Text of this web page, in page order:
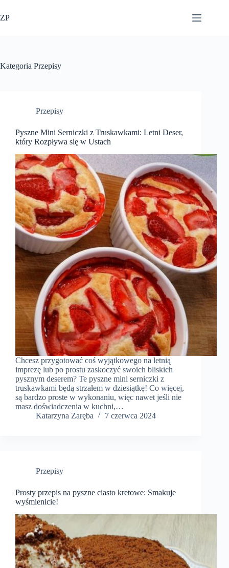
do
treści
ZP
Kategoria Przepisy
Przepisy
Pyszne Mini Serniczki z Truskawkami: Letni Deser,
który Rozpływa się w Ustach
Chcesz przygotować coś wyjątkowego na letnią
imprezę lub po prostu zaskoczyć swoich bliskich
pysznym deserem? Te pyszne mini serniczki z
truskawkami będą strzałem w dziesiątkę! Co więcej,
są bardzo proste w wykonaniu, więc nawet jeśli nie
masz doświadczenia w kuchni,…
Katarzyna Zaręba
7 czerwca 2024
Przepisy
Prosty przepis na pyszne ciasto kretowe: Smakuje
wyśmienicie!